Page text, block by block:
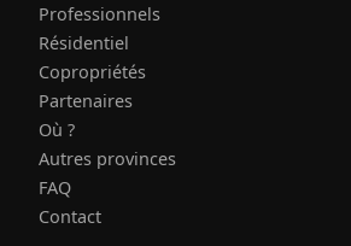
Professionnels
Résidentiel
Copropriétés
Partenaires
Où ?
Autres provinces
FAQ
Contact